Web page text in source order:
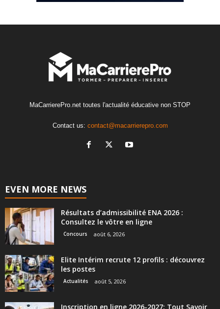
MaCarrierePro.net toutes l'actualité éducative non STOP
Contact us: contact@macarrierepro.com
EVEN MORE NEWS
Résultats d’admissibilité ENA 2026 :
Consultez le vôtre en ligne
Concours août 6, 2026
Elite Intérim recrute 12 profils : découvrez
les postes
Actualités août 5, 2026
Inscription en ligne 2026-2027: Tout Savoir